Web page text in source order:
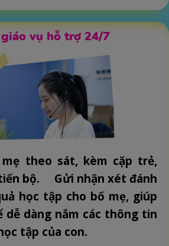
vụ hỗ trợ 24/7
theo sát, kèm cặp trẻ,
bộ. Gửi nhận xét đánh
học tập cho bố mẹ, giúp
dễ dàng nắm các thông tin
tập của con.